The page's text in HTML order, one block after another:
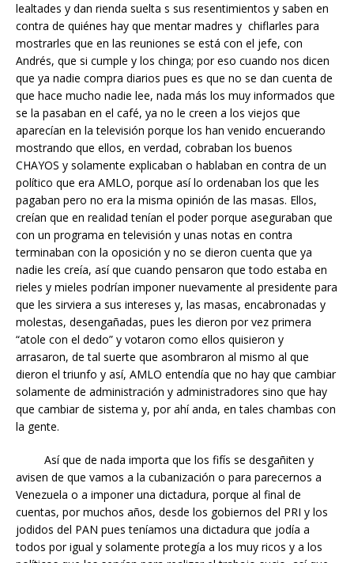
lealtades y dan rienda suelta s sus resentimientos y saben en
contra de quiénes hay que mentar madres y chiflarles para
mostrarles que en las reuniones se está con el jefe, con
Andrés, que si cumple y los chinga; por eso cuando nos dicen
que ya nadie compra diarios pues es que no se dan cuenta de
que hace mucho nadie lee, nada más los muy informados que
se la pasaban en el café, ya no le creen a los viejos que
aparecían en la televisión porque los han venido encuerando
mostrando que ellos, en verdad, cobraban los buenos
CHAYOS y solamente explicaban o hablaban en contra de un
político que era AMLO, porque así lo ordenaban los que les
pagaban pero no era la misma opinión de las masas. Ellos,
creían que en realidad tenían el poder porque aseguraban que
con un programa en televisión y unas notas en contra
terminaban con la oposición y no se dieron cuenta que ya
nadie les creía, así que cuando pensaron que todo estaba en
rieles y mieles podrían imponer nuevamente al presidente para
que les sirviera a sus intereses y, las masas, encabronadas y
molestas, desengañadas, pues les dieron por vez primera
“atole con el dedo” y votaron como ellos quisieron y
arrasaron, de tal suerte que asombraron al mismo al que
dieron el triunfo y así, AMLO entendía que no hay que cambiar
solamente de administración y administradores sino que hay
que cambiar de sistema y, por ahí anda, en tales chambas con
la gente.
Así que de nada importa que los fifís se desgañiten y
avisen de que vamos a la cubanización o para parecernos a
Venezuela o a imponer una dictadura, porque al final de
cuentas, por muchos años, desde los gobiernos del PRI y los
jodidos del PAN pues teníamos una dictadura que jodía a
todos por igual y solamente protegía a los muy ricos y a los